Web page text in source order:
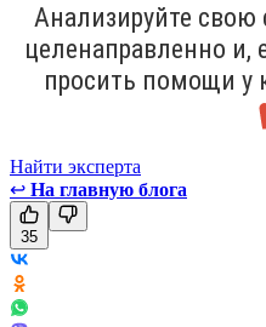
Анализируйте свою
целенаправленно и,
просить помощи у
Найти эксперта
↩ На главную блога
35